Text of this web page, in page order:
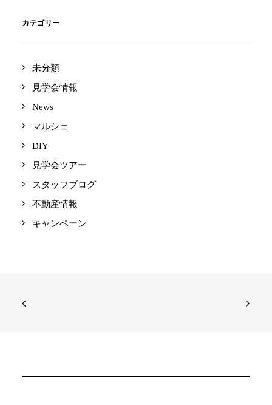
カテゴリー
未分類
見学会情報
News
マルシェ
DIY
見学会ツアー
スタッフブログ
不動産情報
キャンペーン